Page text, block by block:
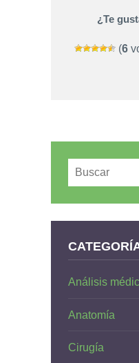
¿Te
(6
Análisis
Anatomía
Cirugía